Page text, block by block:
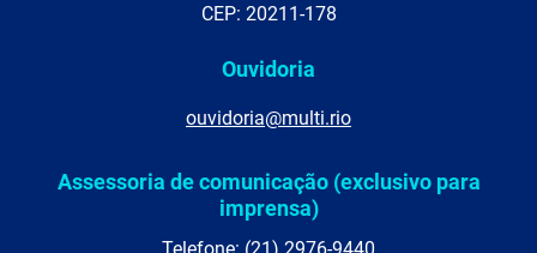
CEP: 20211-178
Ouvidoria
ouvidoria@multi.rio
Assessoria de comunicação (exclusivo para
imprensa)